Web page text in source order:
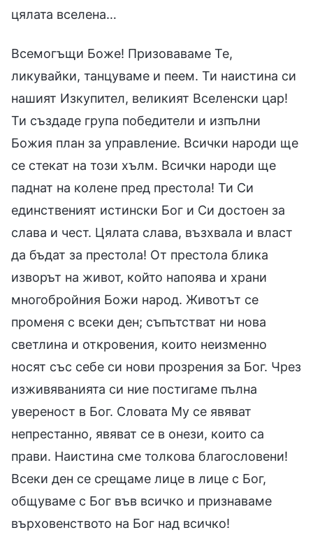
цялата вселена…
Всемогъщи Боже! Призоваваме Те,
ликувайки, танцуваме и пеем. Ти наистина си
нашият Изкупител, великият Вселенски цар!
Ти създаде група победители и изпълни
Божия план за управление. Всички народи ще
се стекат на този хълм. Всички народи ще
паднат на колене пред престола! Ти Си
единственият истински Бог и Си достоен за
слава и чест. Цялата слава, възхвала и власт
да бъдат за престола! От престола блика
изворът на живот, който напоява и храни
многобройния Божи народ. Животът се
променя с всеки ден; съпътстват ни нова
светлина и откровения, които неизменно
носят със себе си нови прозрения за Бог. Чрез
изживяванията си ние постигаме пълна
увереност в Бог. Словата Му се явяват
непрестанно, явяват се в онези, които са
прави. Наистина сме толкова благословени!
Всеки ден се срещаме лице в лице с Бог,
общуваме с Бог във всичко и признаваме
върховенството на Бог над всичко!